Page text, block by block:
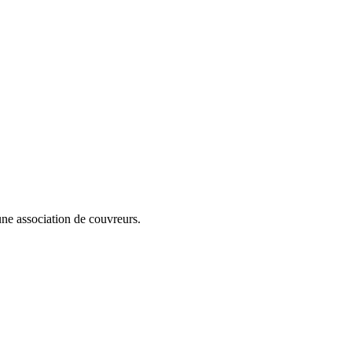
association de couvreurs.